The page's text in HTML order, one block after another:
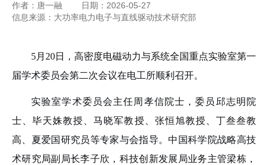
作者：唐一融
日期：2026-05-27
信息来源：大功率电力电子与直线驱动技术研究部
5月 20日，高密度电磁动力与系统全国重点实验室第一
届学术委员会第二次会议在电工所顺利召开。
实验室学术委员会主任周孝信院士，委员邱志明院
士、毕天姝教授、马晓军教授、张恒旭教授、丁叁叁教
高、夏爱国研究员等专家与会指导。中国科学院战略高技
术研究局副局长李子欣，科技创新发展局业务主管梁栋，